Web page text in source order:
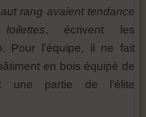
rang avaient tendance
, écrivent les
Pour l’équipe, il ne fait
en bois équipé de
une partie de l’élite